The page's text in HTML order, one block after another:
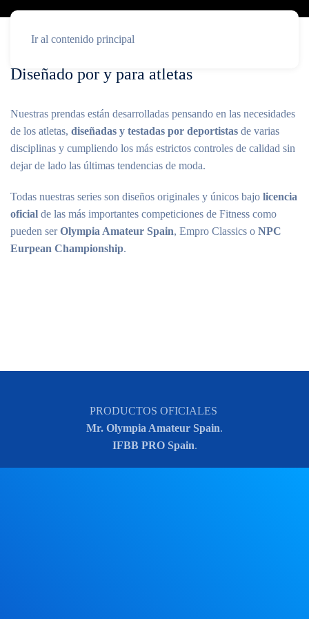
Ir al contenido principal
Diseñado por y para atletas
Nuestras prendas están desarrolladas pensando en las necesidades
de los atletas, diseñadas y testadas por deportistas de varias
disciplinas y cumpliendo los más estrictos controles de calidad sin
dejar de lado las últimas tendencias de moda.
Todas nuestras series son diseños originales y únicos bajo licencia
oficial de las más importantes competiciones de Fitness como
pueden serOlympia Amateur Spain, Empro Classics o NPC
Eurpean Championship.
PRODUCTOS OFICIALES
Mr. Olympia Amateur Spain.
IFBB PRO Spain.